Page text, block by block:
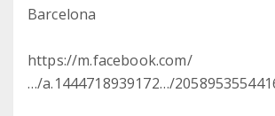
Barcelona
https://m.facebook.com/
…/a.1444718939172…/